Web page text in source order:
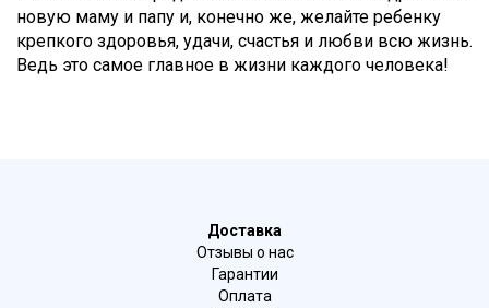
новую маму и папу и, конечно же, желайте ребенку
крепкого здоровья, удачи, счастья и любви всю жизнь.
Ведь это самое главное в жизни каждого человека!
Доставка
Отзывы о нас
Гарантии
Оплата